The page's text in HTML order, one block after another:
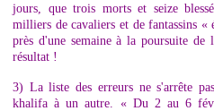
jours, que trois morts et seize
milliers de cavaliers et de fantassins «
près d'une semaine à la poursuite de
résultat !
3) La liste des erreurs ne s'arrête
khalifa à un autre. « Du 2 au 6